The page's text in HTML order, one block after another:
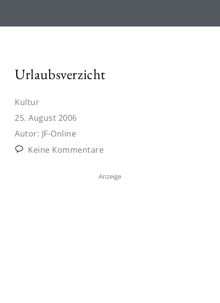
Urlaubsverzicht
Kultur
25. August 2006
Autor: JF-Online
Keine Kommentare
Anzeige